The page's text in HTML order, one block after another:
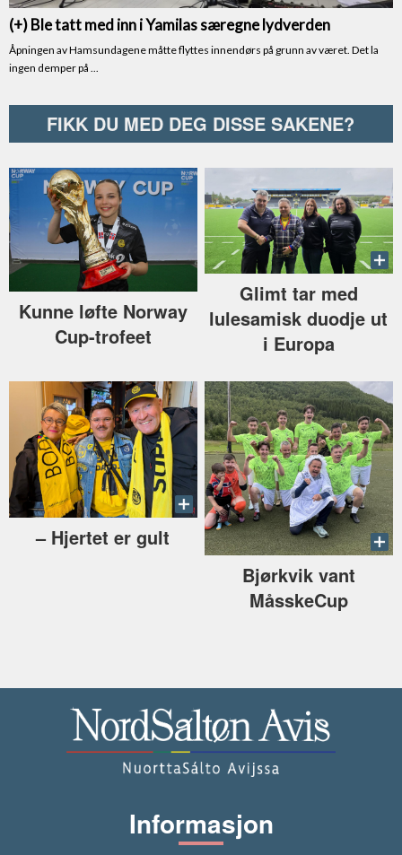
FIKK DU MED DEG DISSE SAKENE?
Kunne løfte Norway
Cup-trofeet
Glimt tar med
lulesamisk duodje ut
i Europa
–⁠ Hjertet er gult
Bjørkvik vant
MåsskeCup
Informasjon